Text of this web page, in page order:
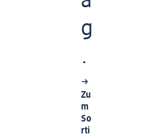
g
.
Zu
m
So
rti